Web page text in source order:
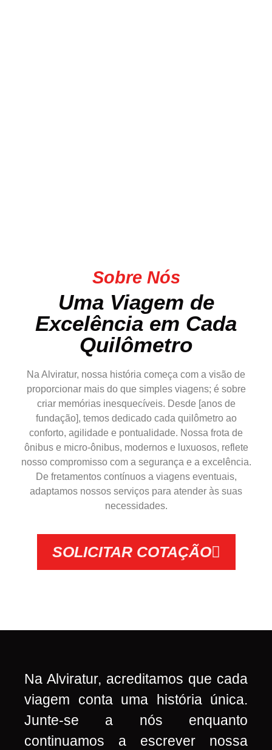
Sobre Nós
Uma Viagem de
Excelência em Cada
Quilômetro
Na Alviratur, nossa história começa com a visão de
proporcionar mais do que simples viagens; é sobre
criar memórias inesquecíveis. Desde [anos de
fundação], temos dedicado cada quilômetro ao
conforto, agilidade e pontualidade. Nossa frota de
ônibus e micro-ônibus, modernos e luxuosos, reflete
nosso compromisso com a segurança e a excelência.
De fretamentos contínuos a viagens eventuais,
adaptamos nossos serviços para atender às suas
necessidades.
SOLICITAR COTAÇÃO
Na Alviratur, acreditamos que cada
viagem conta uma história única.
Junte-se a nós enquanto
continuamos a escrever nossa